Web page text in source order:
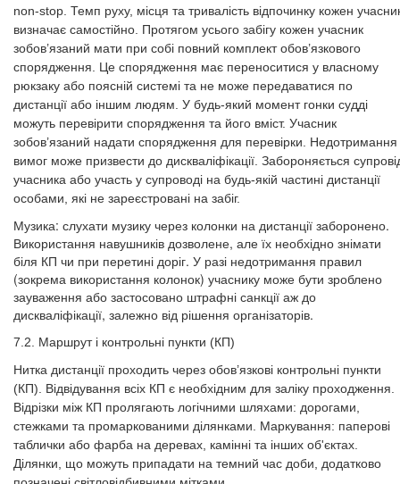
non-stop. Темп руху, місця та тривалість відпочинку кожен
визначає самостійно. Протягом усього забігу кожен учасник
зобов’язаний мати при собі повний комплект обов’язкового
спорядження. Це спорядження має переноситися у власному
рюкзаку або поясній системі та не може передаватися по
дистанції або іншим людям. У будь-який момент гонки судді
можуть перевірити спорядження та його вміст. Учасник
зобов’язаний надати спорядження для перевірки. Недотримання
вимог може призвести до дискваліфікації. Забороняється
учасника або участь у супроводі на будь-якій частині дистанції
особами, які не зареєстровані на забіг.
Музика: слухати музику через колонки на дистанції заборонено.
Використання навушників дозволене, але їх необхідно знімати
біля КП чи при перетині доріг. У разі недотримання правил
(зокрема використання колонок) учаснику може бути зроблено
зауваження або застосовано штрафні санкції аж до
дискваліфікації, залежно від рішення організаторів.
7.2. Маршрут і контрольні пункти (КП)
Нитка дистанції проходить через обов’язкові контрольні пункти
(КП). Відвідування всіх КП є необхідним для заліку проходження.
Відрізки між КП пролягають логічними шляхами: дорогами,
стежками та промаркованими ділянками. Маркування: паперові
таблички або фарба на деревах, камінні та інших об'єктах.
Ділянки, що можуть припадати на темний час доби, додатково